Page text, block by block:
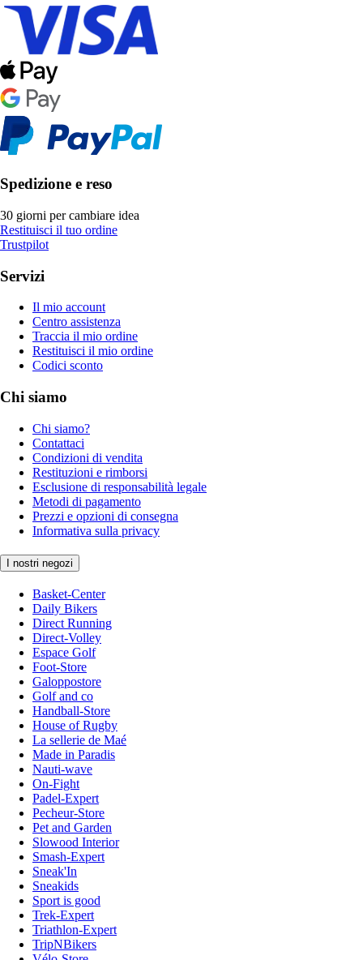
Spedizione e reso
30 giorni per cambiare idea
Restituisci il tuo ordine
Trustpilot
Servizi
Il mio account
Centro assistenza
Traccia il mio ordine
Restituisci il mio ordine
Codici sconto
Chi siamo
Chi siamo?
Contattaci
Condizioni di vendita
Restituzioni e rimborsi
Esclusione di responsabilità legale
Metodi di pagamento
Prezzi e opzioni di consegna
Informativa sulla privacy
I nostri negozi
Basket-Center
Daily Bikers
Direct Running
Direct-Volley
Espace Golf
Foot-Store
Galoppostore
Golf and co
Handball-Store
House of Rugby
La sellerie de Maé
Made in Paradis
Nauti-wave
On-Fight
Padel-Expert
Pecheur-Store
Pet and Garden
Slowood Interior
Smash-Expert
Sneak'In
Sneakids
Sport is good
Trek-Expert
Triathlon-Expert
TripNBikers